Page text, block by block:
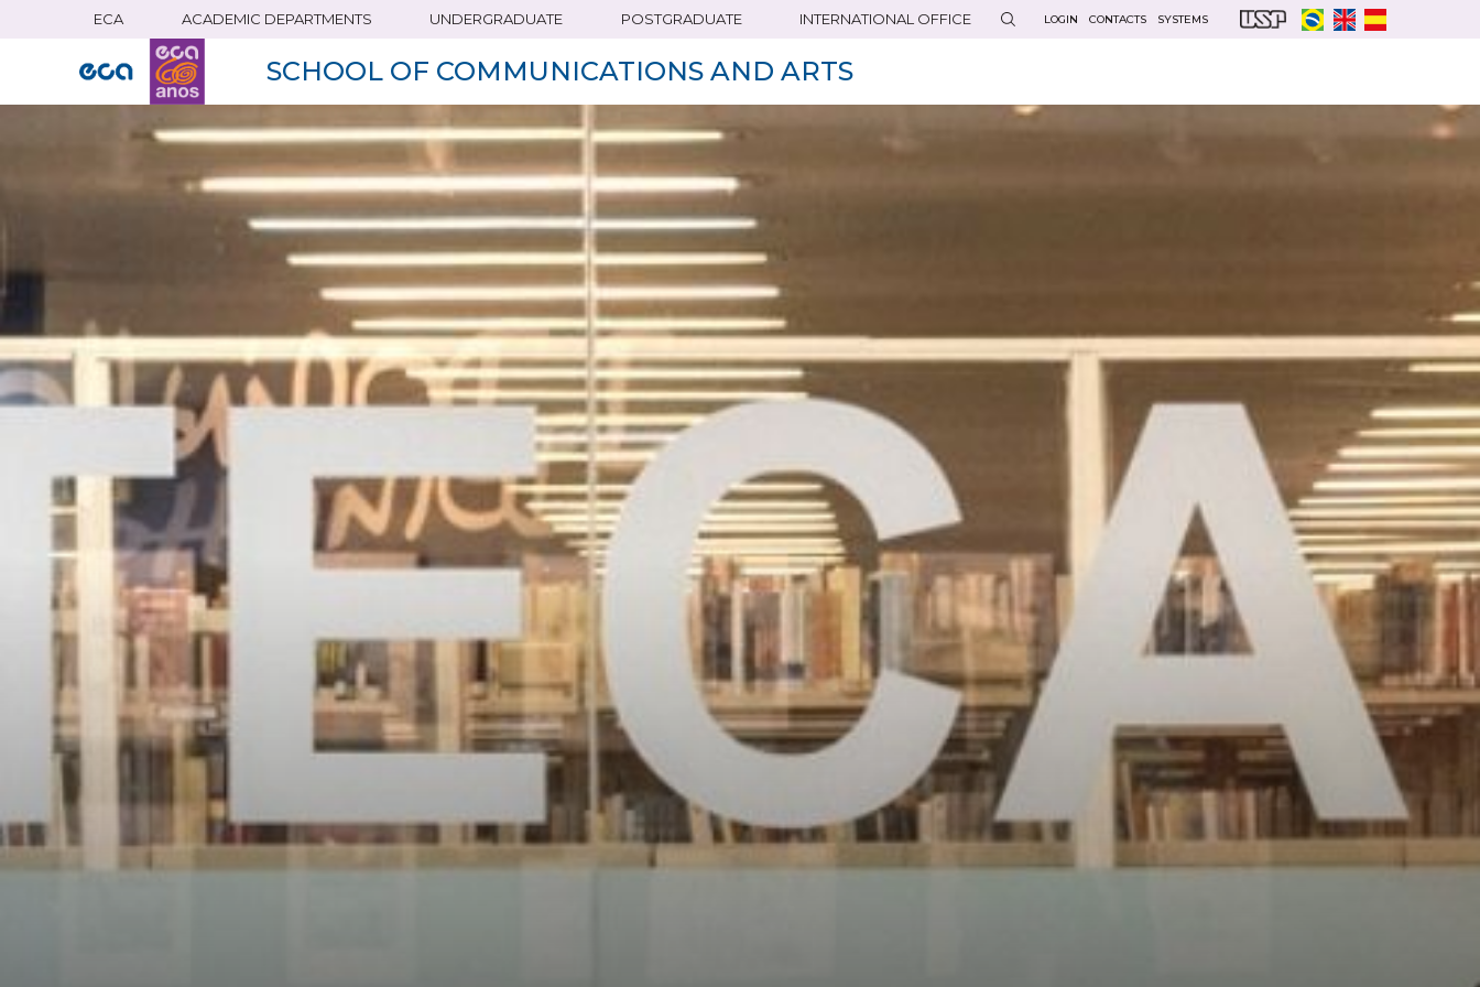
content
ECA ACADEMIC DEPARTMENTS UNDERGRADUATE POSTGRADUATE INTERNATIONAL OFFICE LOGIN CONTACTS SYSTEMS
SCHOOL OF COMMUNICATIONS AND ARTS